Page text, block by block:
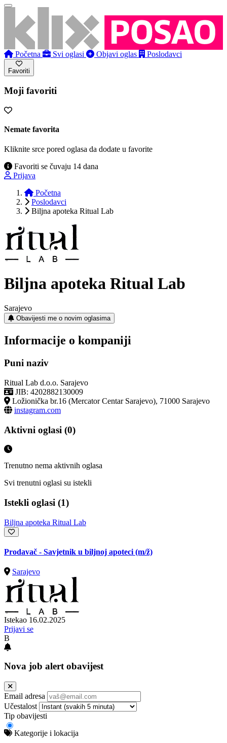
Početna Svi oglasi Objavi oglas Poslodavci
Favoriti
Moji favoriti
Nemate favorita
Kliknite srce pored oglasa da dodate u favorite
Favoriti se čuvaju 14 dana
Prijava
Početna
Poslodavci
Biljna apoteka Ritual Lab
Biljna apoteka Ritual Lab
Sarajevo
Obavijesti me o novim oglasima
Informacije o kompaniji
Puni naziv
Ritual Lab d.o.o. Sarajevo
JIB: 4202882130009
Ložionička br.16 (Mercator Centar Sarajevo), 71000 Sarajevo
instagram.com
Aktivni oglasi (0)
Trenutno nema aktivnih oglasa
Svi trenutni oglasi su istekli
Istekli oglasi (1)
Biljna apoteka Ritual Lab
Prodavač - Savjetnik u biljnoj apoteci (m/ž)
Sarajevo
Istekao 16.02.2025
Prijavi se
B
Nova job alert obavijest
Email adresa
Učestalost
Tip obavijesti
Kategorije i lokacija